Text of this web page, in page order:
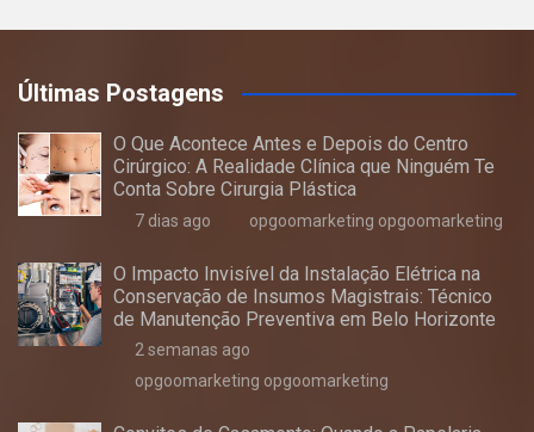
Últimas Postagens
O Que Acontece Antes e Depois do Centro
Cirúrgico: A Realidade Clínica que Ninguém Te
Conta Sobre Cirurgia Plástica
7 dias ago opgoomarketing opgoomarketing
O Impacto Invisível da Instalação Elétrica na
Conservação de Insumos Magistrais: Técnico
de Manutenção Preventiva em Belo Horizonte
2 semanas ago
opgoomarketing opgoomarketing